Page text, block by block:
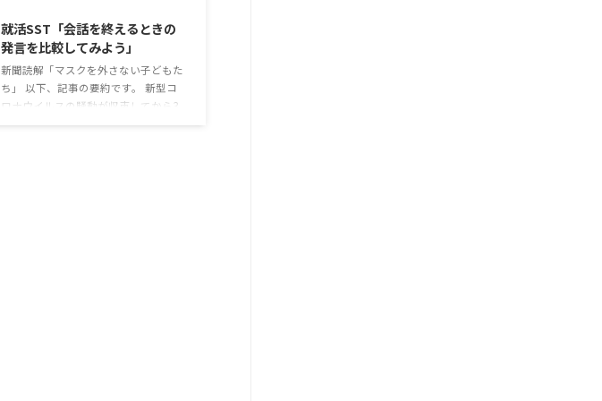
就活SST「会話を終えるときの
発言を比較してみよう」
新聞読解「マスクを外さない子どもた
ち」 以下、記事の要約です。 新型コ
ロナウイルスの騒動が収束してから3